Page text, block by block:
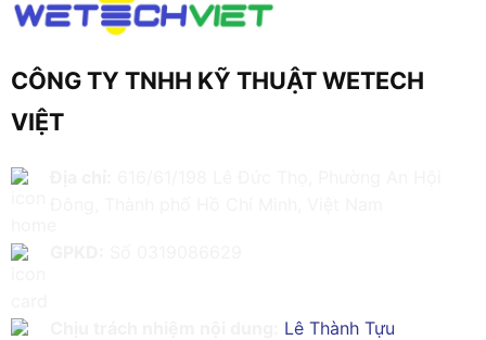
CÔNG TY TNHH KỸ THUẬT WETECH
VIỆT
Lê Thành Tựu